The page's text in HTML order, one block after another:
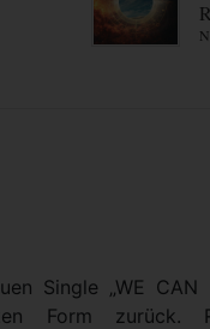
Single „WE CAN
Form zurück.